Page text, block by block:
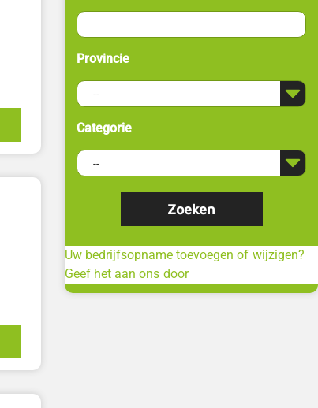
Provincie
Categorie
Uw bedrijfsopname toevoegen of wijzigen?
Geef het aan ons door